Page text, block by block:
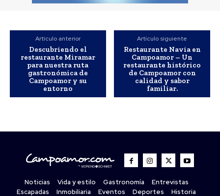
Artículo anterior
Descubriendo el
restaurante Miramar
para nuestra ruta
gastronómica de
Campoamor y su
entorno
Artículo siguiente
Restaurante Navia en
Campoamor – Un
restaurante histórico
de Campoamor con
calidad y sabor
familiar.
Noticias Vida y estilo Gastronomía
Entrevistas
Escapadas
Inmobiliaria Eventos Deportes
Historia